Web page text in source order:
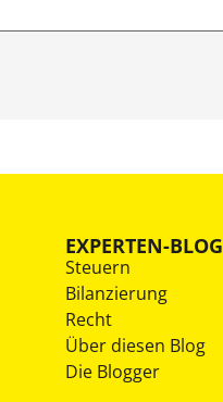
EXPERTEN-BLOG
Steuern
Bilanzierung
Recht
Über diesen Blog
Die Blogger